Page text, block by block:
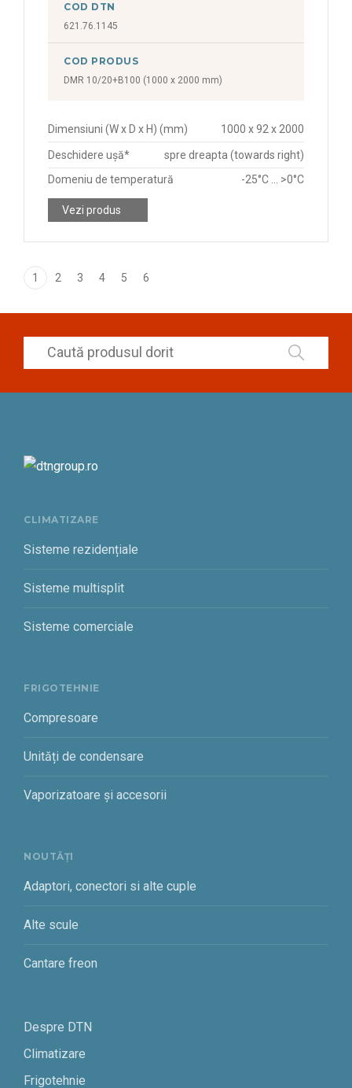
COD DTN
621.76.1145
COD PRODUS
DMR 10/20+B100 (1000 x 2000 mm)
Dimensiuni (W x D x H) (mm) 1000 x 92 x 2000
Deschidere ușă*
spre dreapta (towards right)
Domeniu de temperatură
-25°C ... >0°C
Vezi produs
1 2 3 4 5 6
CLIMATIZARE
Sisteme rezidențiale
Sisteme multisplit
Sisteme comerciale
FRIGOTEHNIE
Compresoare
Unități de condensare
Vaporizatoare și accesorii
NOUTĂȚI
Adaptori, conectori si alte cuple
Alte scule
Cantare freon
Despre DTN
Climatizare
Frigotehnie